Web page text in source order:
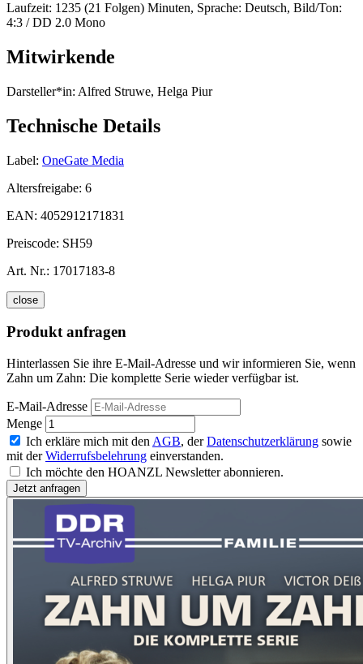
Laufzeit: 1235 (21 Folgen) Minuten, Sprache: Deutsch, Bild/Ton:
4:3 / DD 2.0 Mono
Mitwirkende
Darsteller*in: Alfred Struwe, Helga Piur
Technische Details
Label: OneGate Media
Altersfreigabe: 6
EAN: 4052912171831
Preiscode: SH59
Art. Nr.: 17017183-8
close
Produkt anfragen
Hinterlassen Sie ihre E-Mail-Adresse und wir informieren Sie, wenn
Zahn um Zahn: Die komplette Serie wieder verfügbar ist.
E-Mail-Adresse
Menge
Ich erkläre mich mit den AGB, derDatenschutzerklärung sowie
mit derWiderrufsbelehrung einverstanden.
Ich möchte den HOANZL Newsletter abonnieren.